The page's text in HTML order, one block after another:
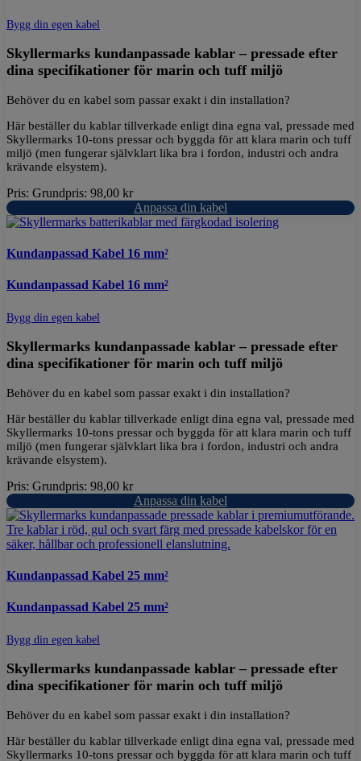
Bygg din egen kabel
Skyllermarks kundanpassade kablar – pressade efter
dina specifikationer för marin och tuff miljö
Behöver du en kabel som passar exakt i din installation?
Här beställer du kablar tillverkade enligt dina egna val, pressade med
Skyllermarks 10-tons pressar och byggda för att klara marin och tuff
miljö (men fungerar självklart lika bra i fordon, industri och andra
krävande elsystem).
Pris: Grundpris: 98,00 kr
Anpassa din kabel
Kundanpassad Kabel 16 mm²
Kundanpassad Kabel 16 mm²
Bygg din egen kabel
Skyllermarks kundanpassade kablar – pressade efter
dina specifikationer för marin och tuff miljö
Behöver du en kabel som passar exakt i din installation?
Här beställer du kablar tillverkade enligt dina egna val, pressade med
Skyllermarks 10-tons pressar och byggda för att klara marin och tuff
miljö (men fungerar självklart lika bra i fordon, industri och andra
krävande elsystem).
Pris: Grundpris: 98,00 kr
Anpassa din kabel
Kundanpassad Kabel 25 mm²
Kundanpassad Kabel 25 mm²
Bygg din egen kabel
Skyllermarks kundanpassade kablar – pressade efter
dina specifikationer för marin och tuff miljö
Behöver du en kabel som passar exakt i din installation?
Här beställer du kablar tillverkade enligt dina egna val, pressade med
Skyllermarks 10-tons pressar och byggda för att klara marin och tuff